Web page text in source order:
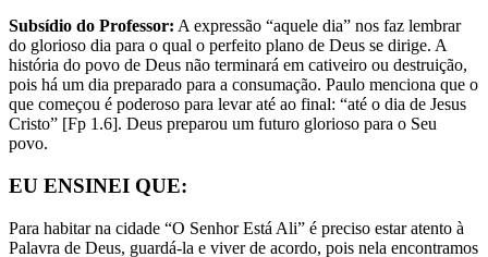
Subsídio do Professor: A expressão “aquele dia” nos faz lembrar
do glorioso dia para o qual o perfeito plano de Deus se dirige. A
história do povo de Deus não terminará em cativeiro ou destruição,
pois há um dia preparado para a consumação. Paulo menciona que o
que começou é poderoso para levar até ao final: “até o dia de Jesus
Cristo” [Fp 1.6]. Deus preparou um futuro glorioso para o Seu
povo.
EU ENSINEI QUE:
Para habitar na cidade “O Senhor Está Ali” é preciso estar atento à
Palavra de Deus, guardá-la e viver de acordo, pois nela encontramos